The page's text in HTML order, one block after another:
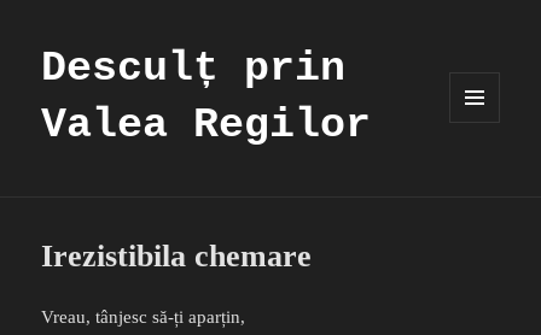
Desculț prin
Valea Regilor
Irezistibila chemare
Vreau, tânjesc să-ți aparțin,